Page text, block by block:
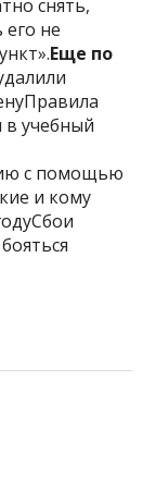
снять,
не
Еще по
учебный
с помощью
и кому